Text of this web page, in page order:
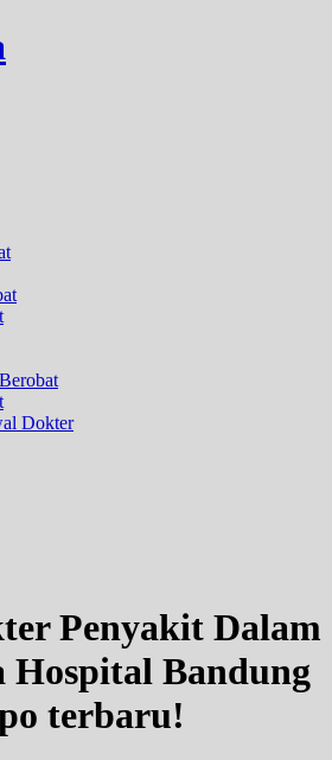
Dokter
Penyakit Dalam
Hospital Bandung
terbaru!